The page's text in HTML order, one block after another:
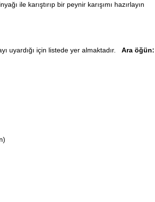
ile karıştırıp bir peynir karışımı hazırlayın
uyardığı için listede yer almaktadır. Ara öğün: